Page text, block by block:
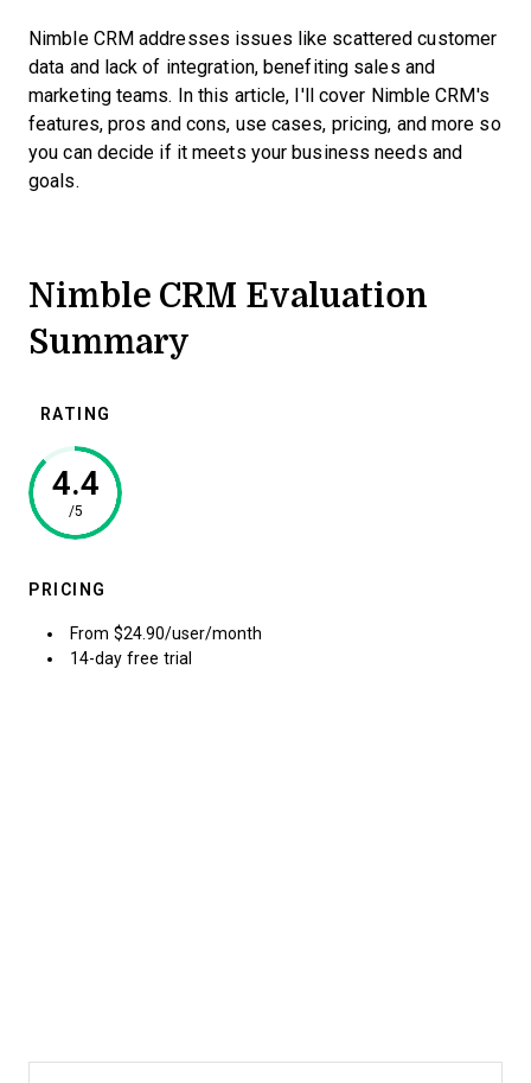
Nimble CRM addresses issues like scattered customer
data and lack of integration, benefiting sales and
marketing teams. In this article, I'll cover Nimble CRM's
features, pros and cons, use cases, pricing, and more so
you can decide if it meets your business needs and
goals.
Nimble CRM Evaluation
Summary
RATING
4.4
/5
PRICING
From $24.90/user/month
14-day free trial